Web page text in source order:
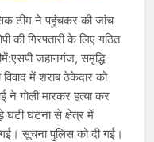
टीम ने पहुंचकर की जांच
की गिरफ्तारी के लिए गठित
जहानगंज, समृद्धि
में शराब ठेकेदार को
ने गोली मारकर हत्या कर
घटी घटना से क्षेत्र में
सूचना पुलिस को दी गई।